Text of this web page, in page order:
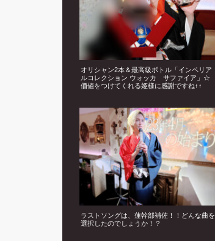
オリシャン2本＆最高級ボトル「インペリア
ルコレクション ウォッカ サファイア」☆
価値をつけてくれる姫様に感謝ですね↑↑
ラストソングは、蓮幹部補佐！！どんな曲を
選択したのでしょうか！？